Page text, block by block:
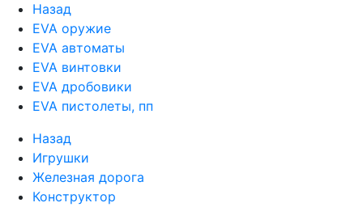
Назад
EVA оружие
EVA автоматы
EVA винтовки
EVA дробовики
EVA пистолеты, пп
Назад
Игрушки
Железная дорога
Конструктор